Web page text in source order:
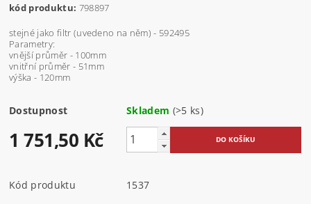
kód produktu: 798897
stejné jako filtr (uvedeno na něm) - 592495
Parametry:
vnější průměr - 100mm
vnitřní průměr - 51mm
výška - 120mm
Dostupnost Skladem (>5 ks)
1 751,50 Kč
Kód produktu
1537